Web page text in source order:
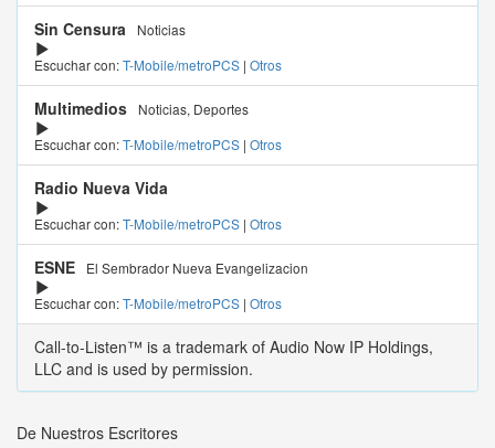
Sin Censura
Noticias
Escuchar con:T-Mobile/metroPCS | Otros
Multimedios
Noticias, Deportes
Escuchar con:T-Mobile/metroPCS | Otros
Radio Nueva Vida
Escuchar con:T-Mobile/metroPCS | Otros
ESNE
El Sembrador Nueva Evangelizacion
Escuchar con:T-Mobile/metroPCS | Otros
Call-to-Listen™ is a trademark of Audio Now IP Holdings,
LLC and is used by permission.
De Nuestros Escritores